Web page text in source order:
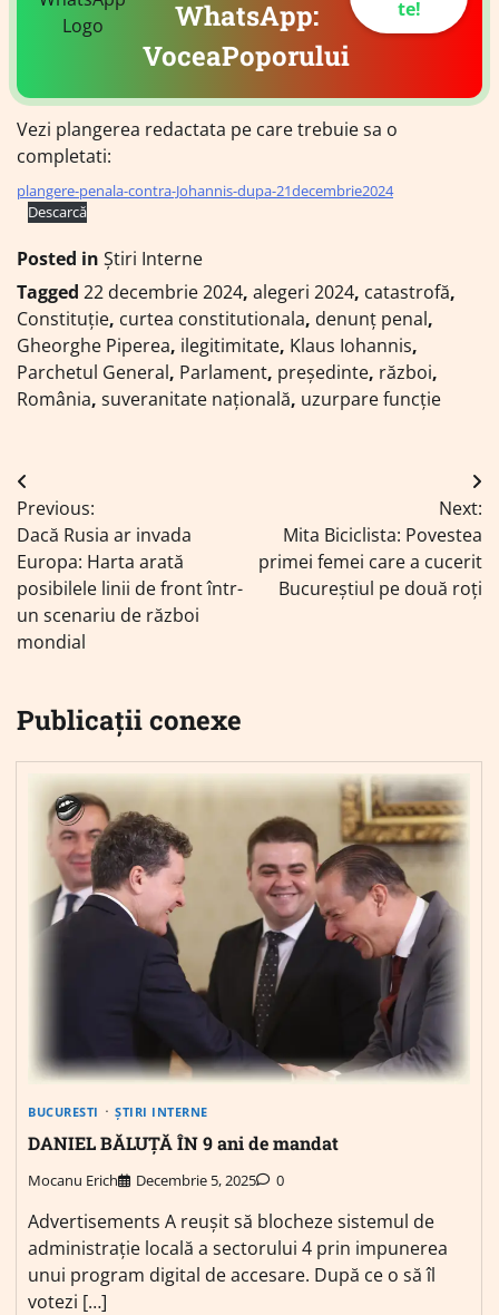
WhatsApp:
VoceaPoporului
te!
Vezi plangerea redactata pe care trebuie sa o
completati:
plangere-penala-contra-Johannis-dupa-21decembrie2024
Descarcă
Posted in Știri Interne
Tagged 22 decembrie 2024, alegeri 2024, catastrofă,
Constituție, curtea constitutionala, denunț penal,
Gheorghe Piperea, ilegitimitate, Klaus Iohannis,
Parchetul General, Parlament, președinte, război,
România, suveranitate națională, uzurpare funcție
Navigare
în
articole
Previous:
Dacă Rusia ar invada
Europa: Harta arată
posibilele linii de front într-
un scenariu de război
mondial
Next:
Mita Biciclista: Povestea
primei femei care a cucerit
Bucureștiul pe două roți
Publicații conexe
BUCURESTI ȘTIRI INTERNE
DANIEL BĂLUȚĂ ÎN 9 ani de mandat
Mocanu Erich Decembrie 5, 2025 0
Advertisements A reușit să blocheze sistemul de
administrație locală a sectorului 4 prin impunerea
unui program digital de accesare. După ce o să îl
votezi […]